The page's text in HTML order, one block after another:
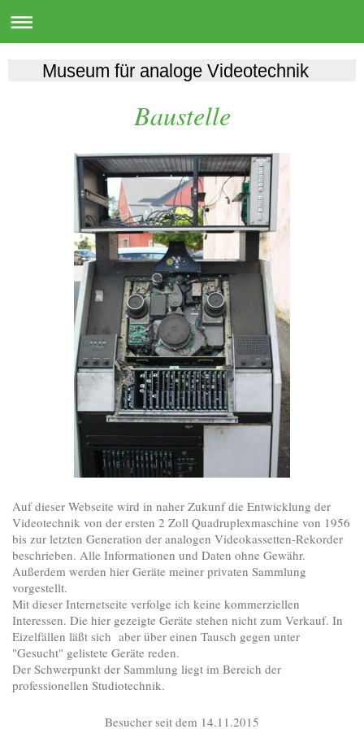
Museum für analoge Videotechnik
Baustelle
Auf dieser Webseite wird in naher Zukunf die Entwicklung der
Videotechnik von der ersten 2 Zoll Quadruplexmaschine von 1956
bis zur letzten Generation der analogen Videokassetten-Rekorder
beschrieben. Alle Informationen und Daten ohne Gewähr.
Außerdem werden hier Geräte meiner privaten Sammlung
vorgestellt.
Mit dieser Internetseite verfolge ich keine kommerziellen
Interessen. Die hier gezeigte Geräte stehen nicht zum Verkauf. In
Eizelfällen läßt sich aber über einen Tausch gegen unter
"Gesucht" gelistete Geräte reden.
Der Schwerpunkt der Sammlung liegt im Bereich der
professionellen Studiotechnik.
Besucher seit dem 14.11.2015